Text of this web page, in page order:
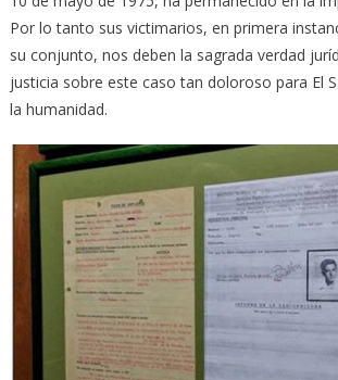
Por lo tanto sus victimarios, en primera
su conjunto, nos deben la sagrada verdad
justicia sobre este caso tan doloroso para El
la humanidad.